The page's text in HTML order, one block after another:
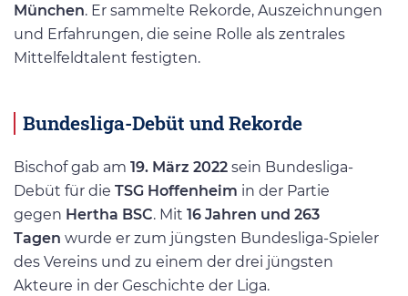
München. Er sammelte Rekorde, Auszeichnungen
und Erfahrungen, die seine Rolle als zentrales
Mittelfeldtalent festigten.
Bundesliga-Debüt und Rekorde
Bischof gab am 19. März 2022 sein Bundesliga-
Debüt für die TSG Hoffenheim in der Partie
gegen Hertha BSC. Mit 16 Jahren und 263
Tagen wurde er zum jüngsten Bundesliga-Spieler
des Vereins und zu einem der drei jüngsten
Akteure in der Geschichte der Liga.